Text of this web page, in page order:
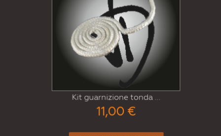
Kit guarnizione tonda ...
11,00 €